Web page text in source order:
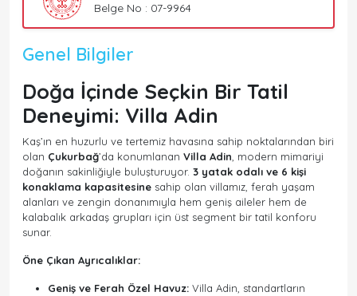
Belge No : 07-9964
Genel Bilgiler
Doğa İçinde Seçkin Bir Tatil
Deneyimi: Villa Adin
Kaş’ın en huzurlu ve tertemiz havasına sahip noktalarından biri
olan Çukurbağ’da konumlanan Villa Adin , modern mimariyi
doğanın sakinliğiyle buluşturuyor. 3 yatak odalı ve 6 kişi
konaklama kapasitesine sahip olan villamız, ferah yaşam
alanları ve zengin donanımıyla hem geniş aileler hem de
kalabalık arkadaş grupları için üst segment bir tatil konforu
sunar.
Öne Çıkan Ayrıcalıklar:
Geniş ve Ferah Özel Havuz: Villa Adin, standartların